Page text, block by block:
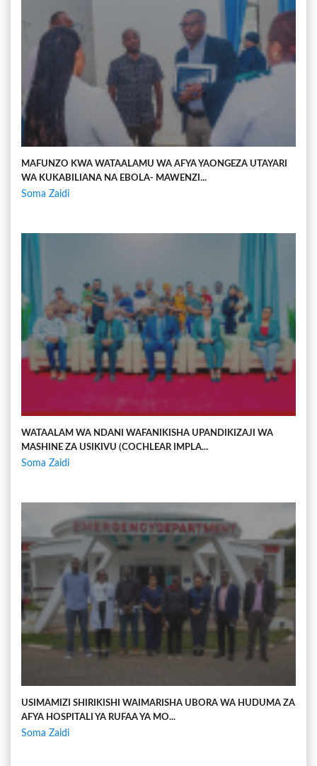
MAFUNZO KWA WATAALAMU WA AFYA YAONGEZA UTAYARI
WA KUKABILIANA NA EBOLA- MAWENZI...
Soma Zaidi
WATAALAM WA NDANI WAFANIKISHA UPANDIKIZAJI WA
MASHINE ZA USIKIVU (COCHLEAR IMPLA...
Soma Zaidi
USIMAMIZI SHIRIKISHI WAIMARISHA UBORA WA HUDUMA ZA
AFYA HOSPITALI YA RUFAA YA MO...
Soma Zaidi